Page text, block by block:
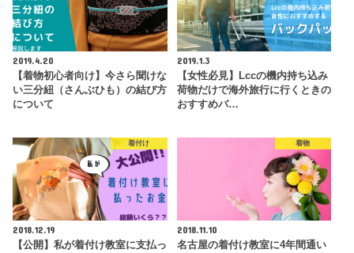
2019.4.20
【着物初心者向け】今さら聞けな
い三分紐（さんぶひも）の結び方
について
2019.1.3
【女性必見】Lccの機内持ち込み
荷物だけで海外旅行に行くときの
おすすめバ…
着付け
2018.12.19
【公開】私が着付け教室に支払っ
着物
2018.11.10
名古屋の着付け教室に4年間通い